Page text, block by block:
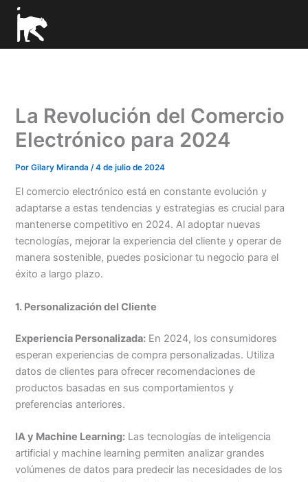
contenido
La Revolución del Comercio
Electrónico para 2024
PorGilary Miranda/4 de julio de 2024
El comercio electrónico está en constante evolución y
adaptarse a estas tendencias y estrategias es crucial para
mantenerse competitivo en 2024. Al adoptar nuevas
tecnologías, mejorar la experiencia del cliente y operar de
manera sostenible, puedes posicionar tu negocio para el
éxito a largo plazo.
1. Personalización del Cliente
Experiencia Personalizada: En 2024, los consumidores
esperan experiencias de compra personalizadas. Utiliza
datos de clientes para ofrecer recomendaciones de
productos basadas en sus comportamientos y
preferencias anteriores.
IA y Machine Learning: Las tecnologías de inteligencia
artificial y machine learning permiten analizar grandes
volúmenes de datos para predecir las necesidades de los